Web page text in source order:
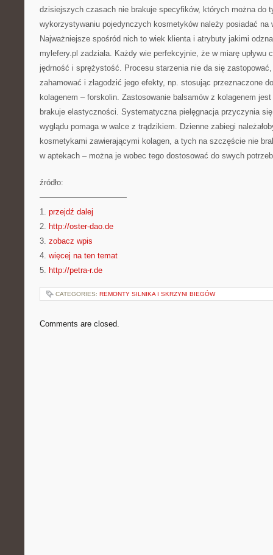
dzisiejszych czasach nie brakuje specyfików, których można do
wykorzystywaniu pojedynczych kosmetyków należy posiadać na
Najważniejsze spośród nich to wiek klienta i atrybuty jakimi
mylefery.pl zadziała. Każdy wie perfekcyjnie, że w miarę upływu
jędrność i sprężystość. Procesu starzenia nie da się
zahamować i złagodzić jego efekty, np. stosując przeznaczone
kolagenem – forskolin. Zastosowanie balsamów z kolagenem
brakuje elastyczności. Systematyczna pielęgnacja przyczynia
wyglądu pomaga w walce z trądzikiem. Dzienne zabiegi
kosmetykami zawierającymi kolagen, a tych na szczęście nie
w aptekach – można je wobec tego dostosować do swych
źródło:
———————————
1. przejdź dalej
2. http://oster-dao.de
3. zobacz wpis
4. więcej na ten temat
5. http://petra-r.de
CATEGORIES: REMONTY SILNIKA I SKRZYNI BIEGÓW
Comments are closed.